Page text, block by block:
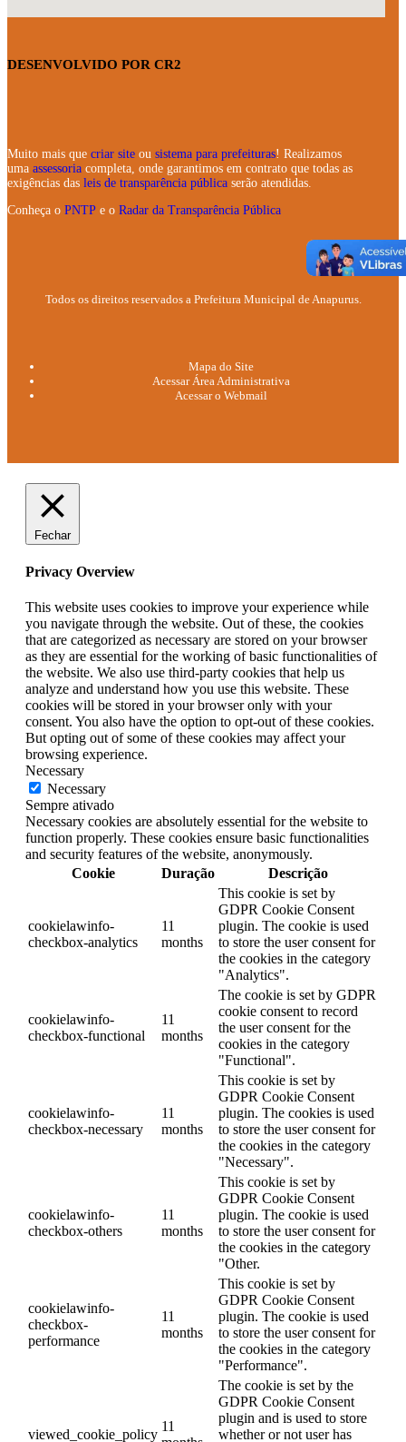
DESENVOLVIDO POR CR2
Muito mais que criar site ou sistema para prefeituras! Realizamos
uma assessoria completa, onde garantimos em contrato que todas as
exigências das leis de transparência pública serão atendidas.
Conheça o PNTP e o Radar da Transparência Pública
Todos os direitos reservados a Prefeitura Municipal de Anapurus.
Mapa do Site
Acessar Área Administrativa
Acessar o Webmail
Fechar
Privacy Overview
This website uses cookies to improve your experience while
you navigate through the website. Out of these, the cookies
that are categorized as necessary are stored on your browser
as they are essential for the working of basic functionalities of
the website. We also use third-party cookies that help us
analyze and understand how you use this website. These
cookies will be stored in your browser only with your
consent. You also have the option to opt-out of these cookies.
But opting out of some of these cookies may affect your
browsing experience.
Necessary
Necessary
Sempre ativado
Necessary cookies are absolutely essential for the website to
function properly. These cookies ensure basic functionalities
and security features of the website, anonymously.
Cookie
Duração Descrição
cookielawinfo-
checkbox-analytics
11
months
This cookie is set by
GDPR Cookie Consent
plugin. The cookie is used
to store the user consent for
the cookies in the category
"Analytics".
cookielawinfo-
checkbox-functional
11
months
The cookie is set by GDPR
cookie consent to record
the user consent for the
cookies in the category
"Functional".
cookielawinfo-
checkbox-necessary
11
months
This cookie is set by
GDPR Cookie Consent
plugin. The cookies is used
to store the user consent for
the cookies in the category
"Necessary".
cookielawinfo-
checkbox-others
11
months
This cookie is set by
GDPR Cookie Consent
plugin. The cookie is used
to store the user consent for
the cookies in the category
"Other.
cookielawinfo-
checkbox-
performance
11
months
This cookie is set by
GDPR Cookie Consent
plugin. The cookie is used
to store the user consent for
the cookies in the category
"Performance".
viewed_cookie_policy
11
The cookie is set by the
GDPR Cookie Consent
plugin and is used to store
whether or not user has